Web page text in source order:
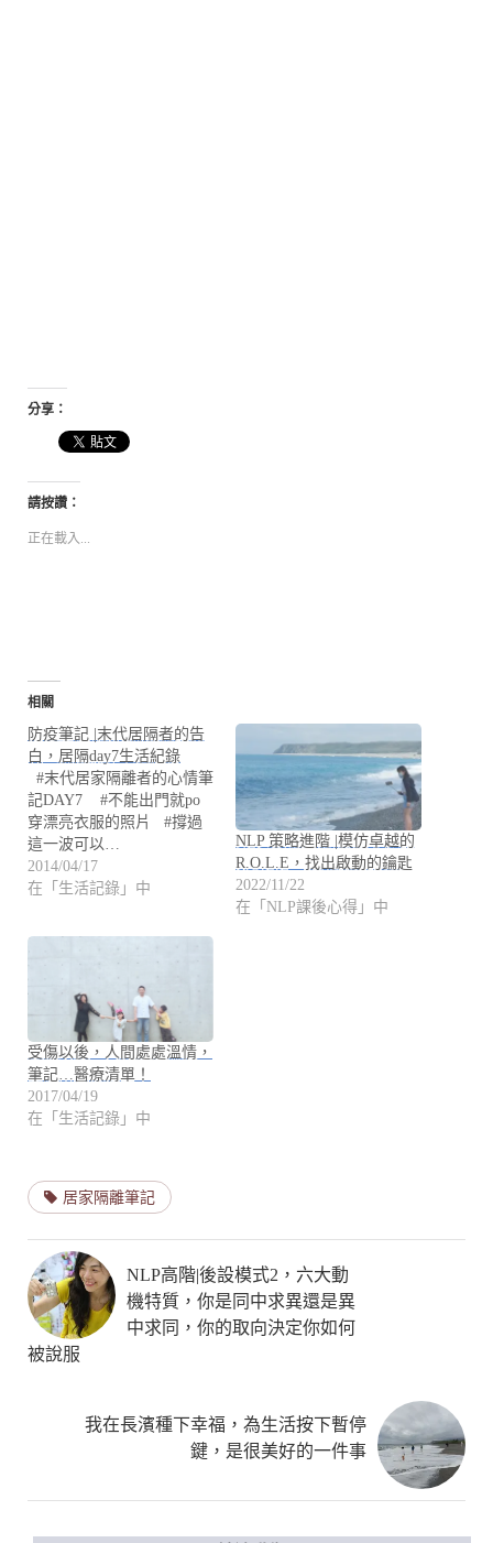
分享：
請按讚：
正在載入...
相關
防疫筆記 |末代居隔者的告
白，居隔day7生活紀錄
#末代居家隔離者的心情筆
記DAY7 #不能出門就po
穿漂亮衣服的照片 #撐過
這一波可以…
2014/04/17
在「生活記錄」中
NLP 策略進階 |模仿卓越的
R.O.L.E，找出啟動的鑰匙
2022/11/22
在「NLP課後心得」中
受傷以後，人間處處溫情，
筆記…醫療清單！
2017/04/19
在「生活記錄」中
居家隔離筆記
NLP高階|後設模式2，六大動
機特質，你是同中求異還是異
中求同，你的取向決定你如何
被說服
我在長濱種下幸福，為生活按下暫停
鍵，是很美好的一件事